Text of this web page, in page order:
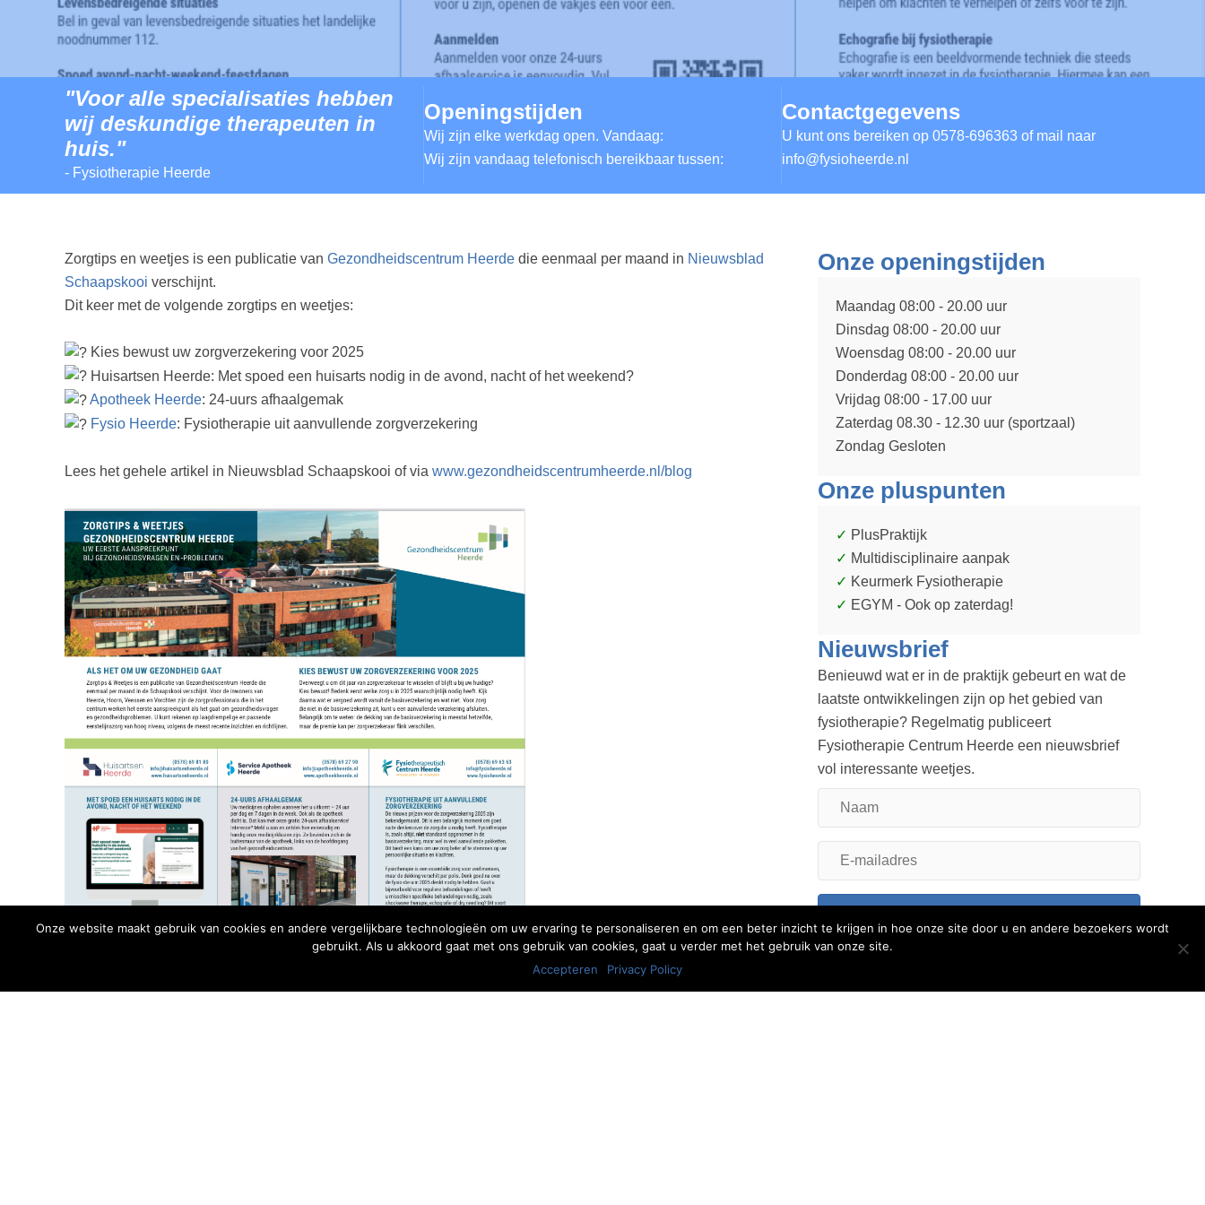
"Voor alle specialisaties hebben
wij deskundige therapeuten in
huis."
- Fysiotherapie Heerde
Openingstijden
Wij zijn elke werkdag open. Vandaag:
Wij zijn vandaag telefonisch bereikbaar tussen:
Contactgegevens
U kunt ons bereiken op0578-696363 of mail naar
info@fysioheerde.nl
Zorgtips en weetjes is een publicatie van Gezondheidscentrum Heerde die eenmaal per maand in Nieuwsblad
Schaapskooi verschijnt.
Dit keer met de volgende zorgtips en weetjes:
Kies bewust uw zorgverzekering voor 2025
Huisartsen Heerde: Met spoed een huisarts nodig in de avond, nacht of het weekend?
Apotheek Heerde: 24-uurs afhaalgemak
Fysio Heerde: Fysiotherapie uit aanvullende zorgverzekering
Lees het gehele artikel in Nieuwsblad Schaapskooi of via www.gezondheidscentrumheerde.nl/blog
Onze openingstijden
Maandag 08:00 - 20.00 uur
Dinsdag 08:00 - 20.00 uur
Woensdag 08:00 - 20.00 uur
Donderdag 08:00 - 20.00 uur
Vrijdag 08:00 - 17.00 uur
Zaterdag 08.30 - 12.30 uur (sportzaal)
Zondag Gesloten
Onze pluspunten
PlusPraktijk
Multidisciplinaire aanpak
Keurmerk Fysiotherapie
EGYM - Ook op zaterdag!
Nieuwsbrief
Benieuwd wat er in de praktijk gebeurt en wat de
laatste ontwikkelingen zijn op het gebied van
fysiotherapie? Regelmatig publiceert
Fysiotherapie Centrum Heerde een nieuwsbrief
vol interessante weetjes.
Naam
Volg ons
Onze website maakt gebruik van cookies en andere vergelijkbare technologieën om uw ervaring te personaliseren en om een beter inzicht te krijgen in hoe onze site door u en andere bezoekers wordt
gebruikt. Als u akkoord gaat met ons gebruik van cookies, gaat u verder met het gebruik van onze site.
Accepteren
Privacy Policy